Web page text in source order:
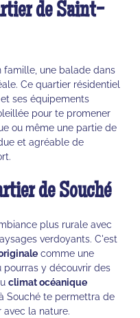
de Saint-
famille, une balade dans
Ce quartier résidentiel
ses équipements
pour te promener
ou même une partie de
et agréable de
de Souché
plus rurale avec
verdoyants. C'est
comme une
pourras y découvrir des
climat océanique
Souché te permettra de
la nature.